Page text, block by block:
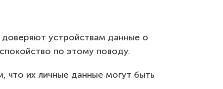
устройствам данные о
по этому поводу.
что их личные данные могут быть